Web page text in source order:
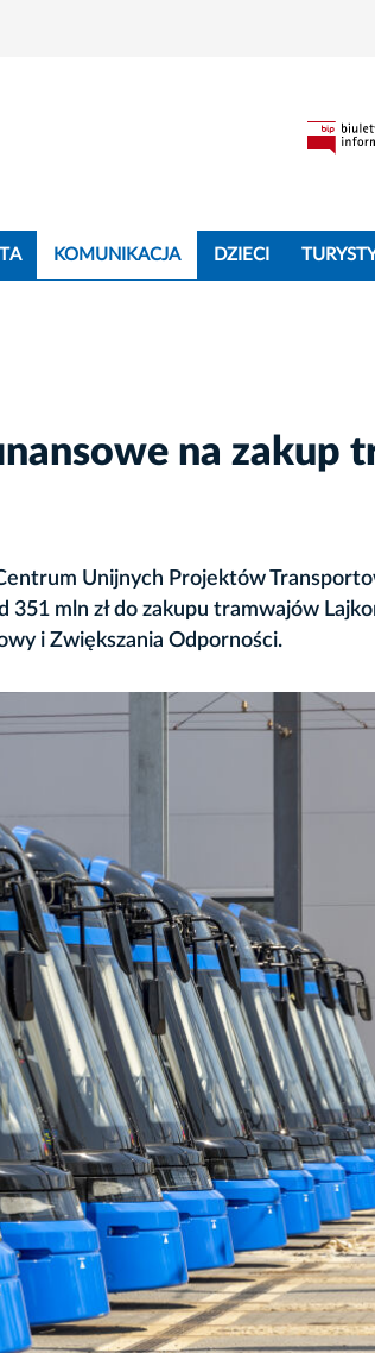
KOMUNIKACJA DZIECI
na zakup
Unijnych Projektów
mln zł do zakupu tramwajów
i Zwiększania Odporności.